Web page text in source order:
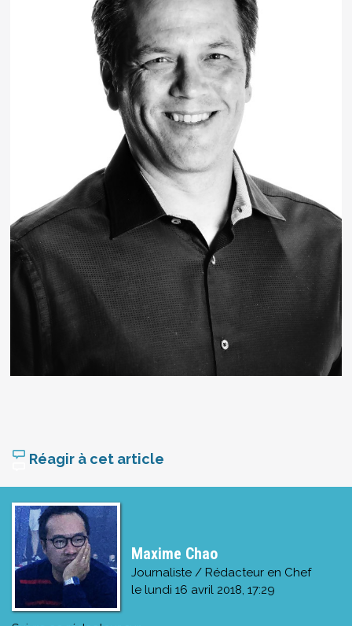
Réagir à cet article
Maxime Chao
Journaliste / Rédacteur en Chef
le lundi 16 avril 2018, 17:29